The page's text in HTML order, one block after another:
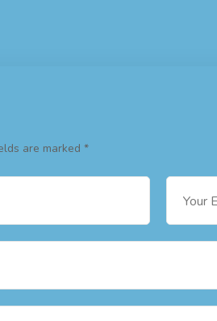
are marked *